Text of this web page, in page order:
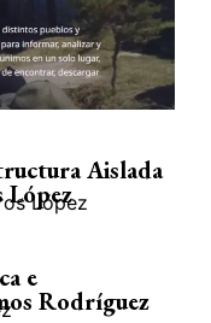
Aislada
López
López
e
Rodríguez